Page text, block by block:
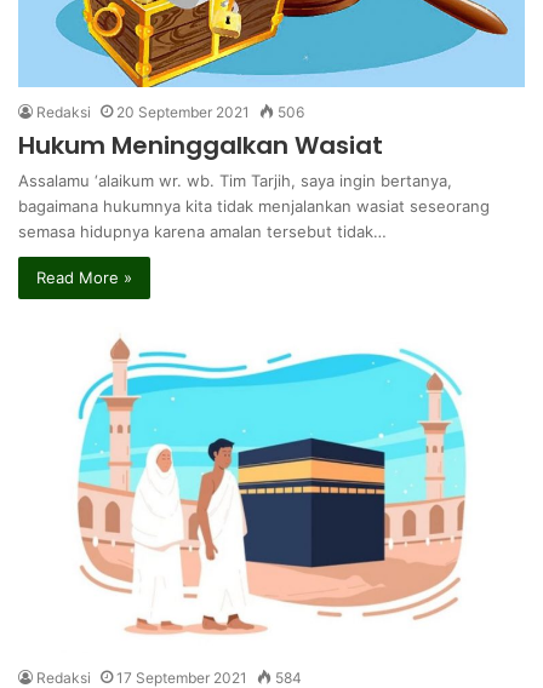
Redaksi 20 September 2021 506
Hukum Meninggalkan Wasiat
Assalamu ‘alaikum wr. wb. Tim Tarjih, saya ingin bertanya,
bagaimana hukumnya kita tidak menjalankan wasiat seseorang
semasa hidupnya karena amalan tersebut tidak…
Read More »
Redaksi 17 September 2021 584